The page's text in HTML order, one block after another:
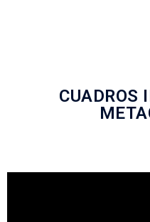
CUADROS